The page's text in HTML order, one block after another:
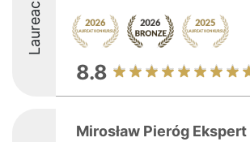
Laureaci
8.8
Mirosław Pieróg Ekspert